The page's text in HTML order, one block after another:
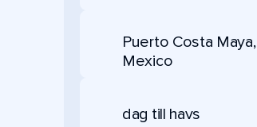
Puerto Costa Maya,
Mexico
dag till havs